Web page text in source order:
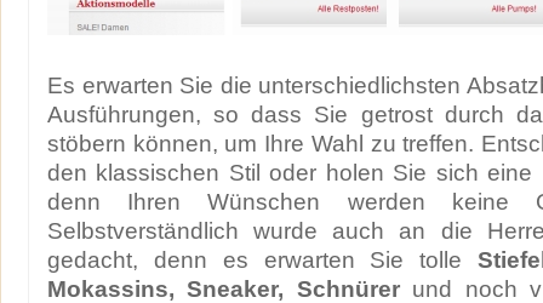
Es erwarten Sie die unterschiedlichsten
Ausführungen, so dass Sie getrost durch
stöbern können, um Ihre Wahl zu treffen.
den klassischen Stil oder holen Sie sich eine
denn Ihren Wünschen werden keine
Selbstverständlich wurde auch an die
gedacht, denn es erwarten Sie tolle
Mokassins, Sneaker, Schnürerund noch